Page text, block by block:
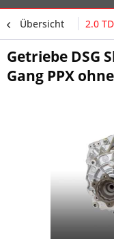
Übersicht 2.0
Getriebe DSG
Gang PPX